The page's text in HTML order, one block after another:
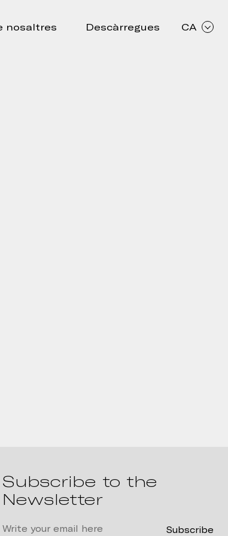
nosaltres Descàrregues CA
Subscribe to the
Newsletter